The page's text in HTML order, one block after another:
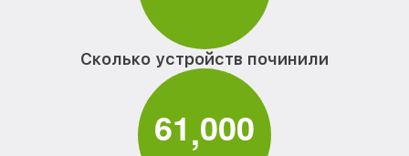
Сколько устройств починили
61,000